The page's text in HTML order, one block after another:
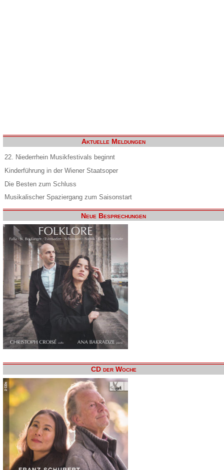
Aktuelle Meldungen
22. Niederrhein Musikfestivals beginnt
Kinderführung in der Wiener Staatsoper
Die Besten zum Schluss
Musikalischer Spaziergang zum Saisonstart
Neue Besprechungen
CD der Woche